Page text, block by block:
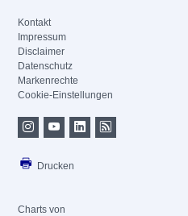
Kontakt
Impressum
Disclaimer
Datenschutz
Markenrechte
Cookie-Einstellungen
Drucken
Charts von